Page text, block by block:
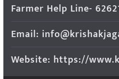
Farmer Help Line-
Email:
Website: https://